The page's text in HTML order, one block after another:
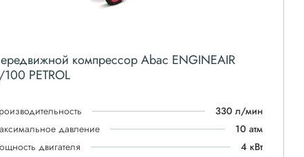
компрессор Abac ENGINEAIR
PETROL
330 л/мин
давление
10 атм
двигателя
4 кВт